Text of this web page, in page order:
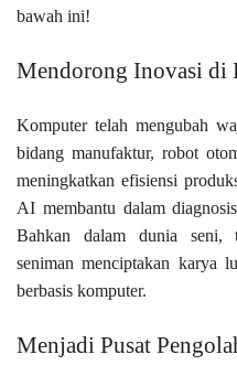
bawah ini!
Mendorong Inovasi di
Komputer telah mengubah
bidang manufaktur, robot
meningkatkan efisiensi
AI membantu dalam
Bahkan dalam dunia seni,
seniman menciptakan karya
berbasis komputer.
Menjadi Pusat